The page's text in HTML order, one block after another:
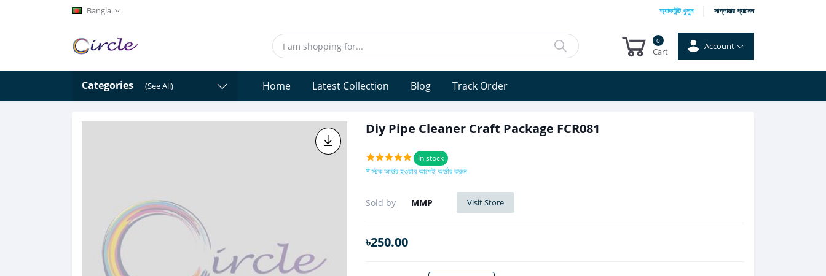
Bangla অ্যাকাউন্ট খুলুন সাপ্লায়ার প্যানেল
0
Cart
Account
Categories (See All) Home Latest Collection Blog Track Order
Diy Pipe Cleaner Craft Package FCR081
In stock
* স্টক আউট হওয়ার আগেই অর্ডার করুন
Sold by MMP Visit Store
৳250.00